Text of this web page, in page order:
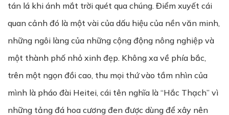
tán lá khi ánh mắt trời quét qua chúng. Điểm xuyết cái
quan cảnh đó là một vài của dấu hiệu của nền văn minh,
những ngôi làng của những cộng động nông nghiệp và
một thành phố nhỏ xinh đẹp. Không xa về phía bắc,
trên một ngọn đồi cao, thu mọi thứ vào tầm nhìn của
mình là pháo đài Heitei, cái tên nghĩa là “Hắc Thạch” vì
những tảng đá hoa cương đen được dùng để xây nên